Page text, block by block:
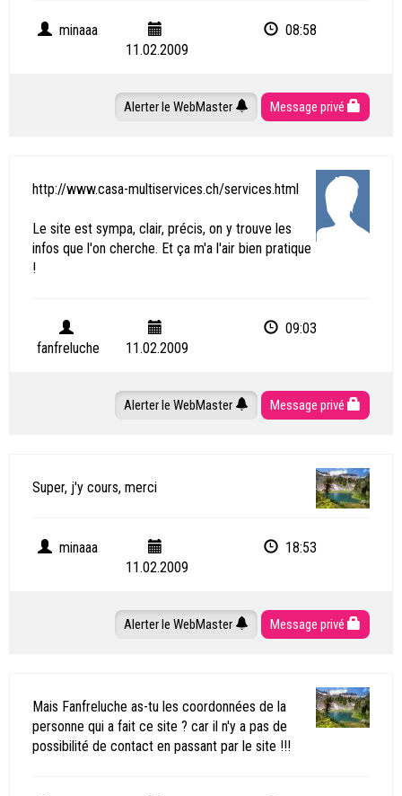
minaaa
11.02.2009
08:58
Alerter le WebMaster Message privé
http://www.casa-multiservices.ch/services.html
Le site est sympa, clair, précis, on y trouve les
infos que l'on cherche. Et ça m'a l'air bien pratique
!
fanfreluche 11.02.2009
09:03
Alerter le WebMaster Message privé
Super, j'y cours, merci
minaaa
11.02.2009
18:53
Alerter le WebMaster Message privé
Mais Fanfreluche as-tu les coordonnées de la
personne qui a fait ce site ? car il n'y a pas de
possibilité de contact en passant par le site !!!